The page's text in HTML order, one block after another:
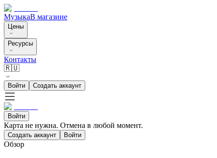
МузыкаВ магазине
Цены
Ресурсы
Контакты
🇷🇺
Войти Создать аккаунт
Войти
Карта не нужна. Отмена в любой момент.
Создать аккаунт Войти
Обзор